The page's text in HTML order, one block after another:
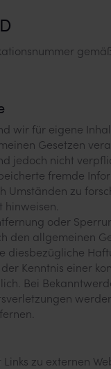
wir für eigene
Gesetzen
jedoch nicht
fremde
Umständen zu
hinweisen.
oder
den allgemeinen
diesbezügliche
Kenntnis einer
Bei
zu externen